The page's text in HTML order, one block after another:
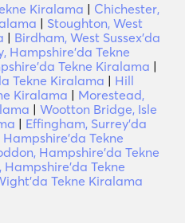
Kiralama | Chichester,
| Stoughton, West
| Birdham, West Sussex'da
Hampshire'da Tekne
Tekne Kiralama |
Tekne Kiralama | Hill
Kiralama | Morestead,
| Wootton Bridge, Isle
| Effingham, Surrey'da
Hampshire'da Tekne
Hampshire'da Tekne
Hampshire'da Tekne
Tekne Kiralama